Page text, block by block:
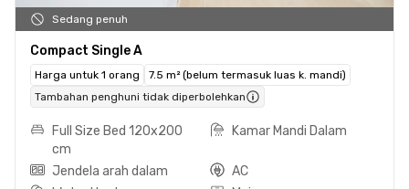
Sedang penuh
Compact Single A
Harga untuk 1 orang
7.5 m² (belum termasuk luas k. mandi)
Tambahan penghuni tidak diperbolehkan
Full Size Bed 120x200
cm
Kamar Mandi Dalam
Jendela arah dalam
AC